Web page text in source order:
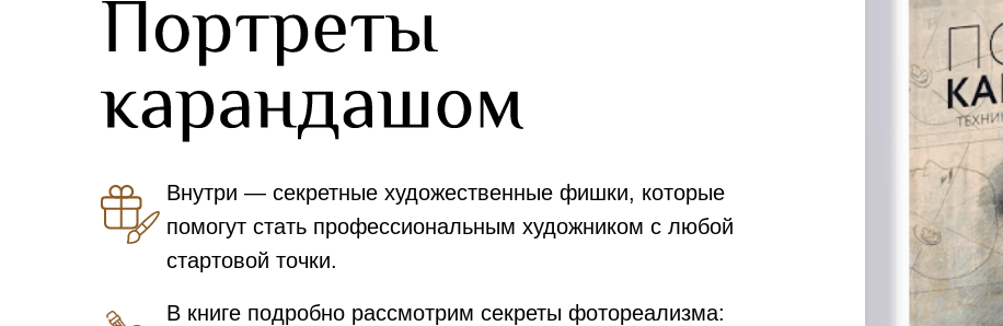
В книге подробно рассмотрим секреты фотореализма:
Внутри — секретные художественные фишки, которые
помогут стать профессиональным художником с любой
стартовой точки.